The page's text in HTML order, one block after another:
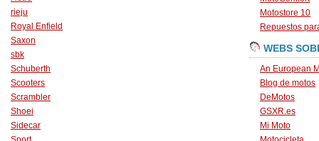
rieju
Royal Enfield
Saxon
sbk
Schuberth
Scooters
Scrambler
Shoei
Sidecar
Motostore 10
Repuestos
WEBS
An European
Blog de motos
DeMotos
GSXR.es
Mi Moto